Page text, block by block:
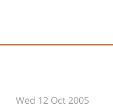
Wed 12 Oct 2005